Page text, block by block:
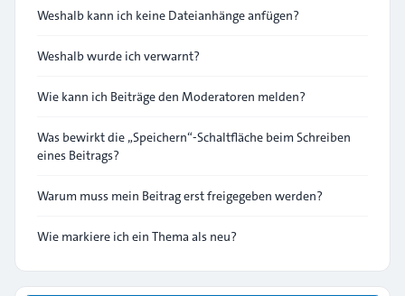
Weshalb kann ich keine Dateianhänge anfügen?
Weshalb wurde ich verwarnt?
Wie kann ich Beiträge den Moderatoren melden?
Was bewirkt die „Speichern“-Schaltfläche beim Schreiben
eines Beitrags?
Warum muss mein Beitrag erst freigegeben werden?
Wie markiere ich ein Thema als neu?